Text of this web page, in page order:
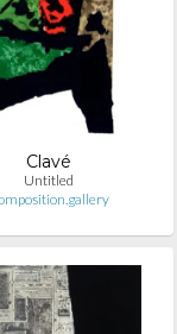
Clavé
Untitled